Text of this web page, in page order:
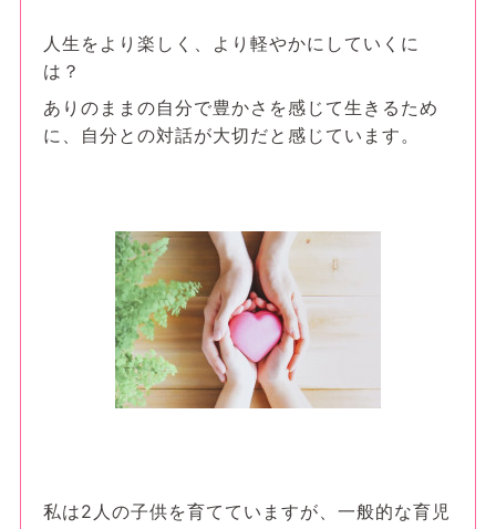
人生をより楽しく、より軽やかにしていくに
は？
ありのままの自分で豊かさを感じて生きるため
に、自分との対話が大切だと感じています。
私は2人の子供を育てていますが、一般的な育児